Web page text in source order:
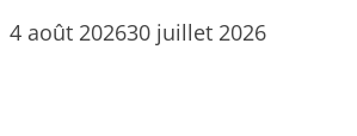
4 août 202630 juillet 2026